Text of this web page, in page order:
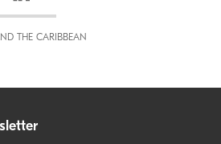
THE CARIBBEAN